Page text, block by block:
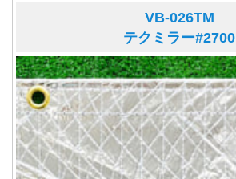
VB-026TM
テクミラー#2700